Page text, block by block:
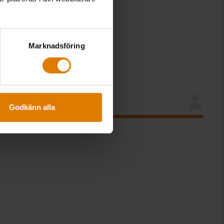
Marknadsföring
Godkänn alla